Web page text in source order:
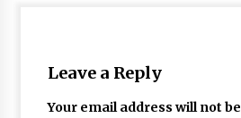
Leave a Reply
Your email address will not